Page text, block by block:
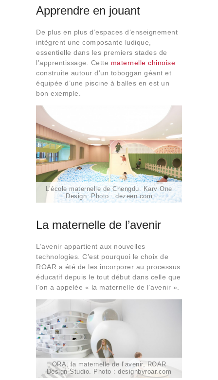
Apprendre en jouant
De plus en plus d’espaces d’enseignement
intègrent une composante ludique,
essentielle dans les premiers stades de
l’apprentissage. Cette maternelle chinoise
construite autour d’un toboggan géant et
équipée d’une piscine à balles en est un
bon exemple.
L’école maternelle de Chengdu. Karv One
Design. Photo : dezeen.com
La maternelle de l’avenir
L’avenir appartient aux nouvelles
technologies. C’est pourquoi le choix de
ROAR a été de les incorporer au processus
éducatif depuis le tout début dans celle que
l’on a appelée « la maternelle de l’avenir ».
ORA, la maternelle de l’avenir, ROAR
Design Studio. Photo : designbyroar.com